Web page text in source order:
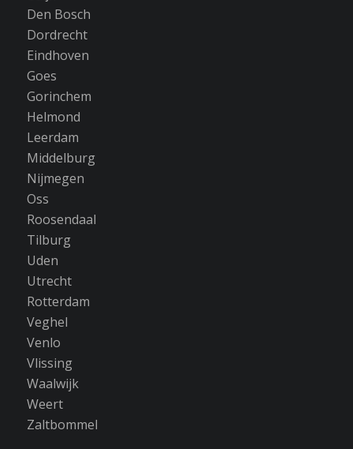
Den Bosch
Dordrecht
Eindhoven
Goes
Gorinchem
Helmond
Leerdam
Middelburg
Nijmegen
Oss
Roosendaal
Tilburg
Uden
Utrecht
Rotterdam
Veghel
Venlo
Vlissing
Waalwijk
Weert
Zaltbommel